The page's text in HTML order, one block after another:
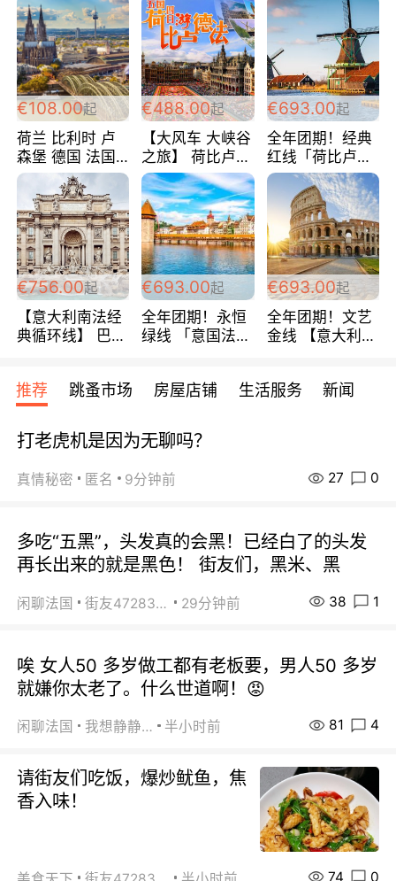
€108.00起
荷兰 比利时 卢
森堡 德国 法国
超爽玩遍西欧 循
环线 全程四星宾
馆 108欧/人/天
€488.00起
【大风车 大峡谷
之旅】 荷比卢德
法 巴黎上下 经
典五国四日游
488欧/人
€693.00起
全年团期！经典
红线「荷比卢德
法」七天循环 五
国 仅售99欧/人/
天！巴黎上下！
包拼房~
€756.00起
【意大利南法经
典循环线】 巴黎
宾馆 108欧/天起
全程756欧/位
€693.00起
全年团期！永恒
绿线 「意国法
欧/天起 ~包拼房
€693.00起
全年团期！文艺
金线 【意大利一
每周铁发！
推荐 跳蚤市场 房屋店铺 生活服务 新闻
打老虎机是因为无聊吗？
真情秘密 匿名 9分钟前 27 0
多吃“五黑”，头发真的会黑！已经白了的头发
再长出来的就是黑色！ 街友们，黑米、黑
闲聊法国 街友472838572 29分钟前 38 1
唉 女人50 多岁做工都有老板要，男人50 多岁
就嫌你太老了。什么世道啊！😡
闲聊法国 我想静静… 半小时前 81 4
请街友们吃饭，爆炒鱿鱼，焦
香入味！
74 0